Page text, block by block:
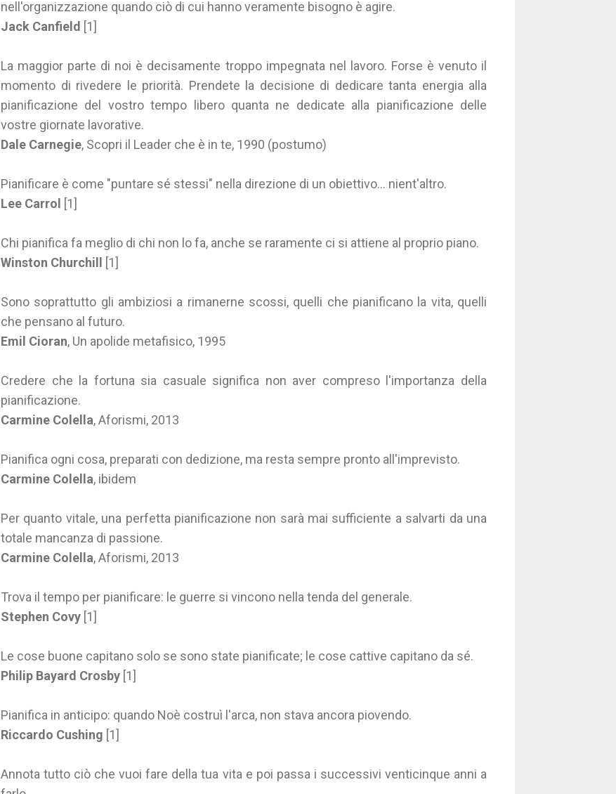
nell'organizzazione quando ciò di cui hanno veramente bisogno è agire.
Jack Canfield [1]
La maggior parte di noi è decisamente troppo impegnata nel lavoro. Forse è venuto il
momento di rivedere le priorità. Prendete la decisione di dedicare tanta energia alla
pianificazione del vostro tempo libero quanta ne dedicate alla pianificazione delle
vostre giornate lavorative.
Dale Carnegie, Scopri il Leader che è in te, 1990 (postumo)
Pianificare è come "puntare sé stessi" nella direzione di un obiettivo... nient'altro.
Lee Carrol
[1]
Chi pianifica fa meglio di chi non lo fa, anche se raramente ci si attiene al proprio piano.
Winston Churchill
[1]
Sono soprattutto gli ambiziosi a rimanerne scossi, quelli che pianificano la vita, quelli
che pensano al futuro.
Emil Cioran, Un apolide metafisico, 1995
Credere che la fortuna sia casuale significa non aver compreso l'importanza della
pianificazione.
Carmine Colella, Aforismi, 2013
Pianifica ogni cosa, preparati con dedizione, ma resta sempre pronto all'imprevisto.
Carmine Colella, ibidem
Per quanto vitale, una perfetta pianificazione non sarà mai sufficiente a salvarti da una
totale mancanza di passione.
Carmine Colella, Aforismi, 2013
Trova il tempo per pianificare: le guerre si vincono nella tenda del generale.
Stephen Covy [1]
Le cose buone capitano solo se sono state pianificate; le cose cattive capitano da sé.
Philip Bayard Crosby [1]
Pianifica in anticipo: quando Noè costruì l'arca, non stava ancora piovendo.
Riccardo Cushing [1]
Annota tutto ciò che vuoi fare della tua vita e poi passa i successivi venticinque anni a